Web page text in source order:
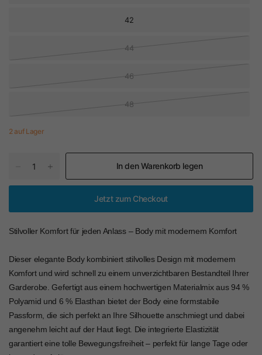
42
44
46
48
2 auf Lager
In den Warenkorb legen
Jetzt zum Checkout
Stilvoller Komfort für jeden Anlass – Body mit modernem Komfort
Dieser elegante Body kombiniert stilvolles Design mit modernem
Komfort und wird schnell zu einem unverzichtbaren Bestandteil Ihrer
Garderobe. Gefertigt aus einem hochwertigen Materialmix aus 94 %
Polyamid und 6 % Elasthan bietet der Body eine formstabile
Passform, die sich perfekt an Ihre Silhouette anschmiegt und dabei
angenehm leicht auf der Haut liegt. Die integrierte Elastizität
garantiert eine tolle Bewegungsfreiheit – perfekt für lange Tage oder